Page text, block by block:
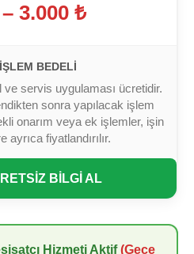
3.000 ₺
BEDELI
ve servis uygulaması ücretidir.
sonra yapılacak işlem
onarım veya ek işlemler, işin
ayrıca fiyatlandırılır.
BİLGİ AL
Hizmeti Aktif(Gece